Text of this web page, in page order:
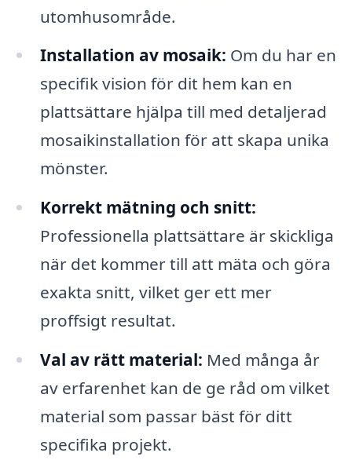
utomhusområde.
Installation av mosaik: Om du har en
specifik vision för dit hem kan en
plattsättare hjälpa till med detaljerad
mosaikinstallation för att skapa unika
mönster.
Korrekt mätning och snitt:
Professionella plattsättare är skickliga
när det kommer till att mäta och göra
exakta snitt, vilket ger ett mer
proffsigt resultat.
Val av rätt material: Med många år
av erfarenhet kan de ge råd om vilket
material som passar bäst för ditt
specifika projekt.